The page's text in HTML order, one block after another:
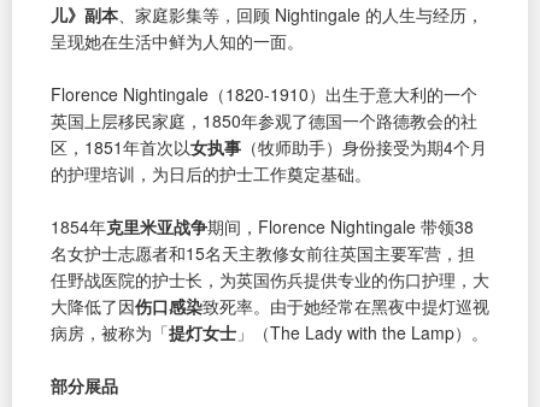
儿》副本 、家庭影集等，回顾 Nightingale 的人生与经历，
呈现她在生活中鲜为人知的一面。
Florence Nightingale（1820-1910）出生于意大利的一个
英国上层移民家庭，1850年参观了德国一个路德教会的社
区，1851年首次以女执事 （牧师助手）身份接受为期4个月
的护理培训，为日后的护士工作奠定基础。
1854年克里米亚战争期间，Florence Nightingale 带领38
名女护士志愿者和15名天主教修女前往英国主要军营，担
任野战医院的护士长，为英国伤兵提供专业的伤口护理，大
大降低了因伤口感染致死率。由于她经常在黑夜中提灯巡视
病房，被称为「提灯女士 」（The Lady with the Lamp）。
部分展品